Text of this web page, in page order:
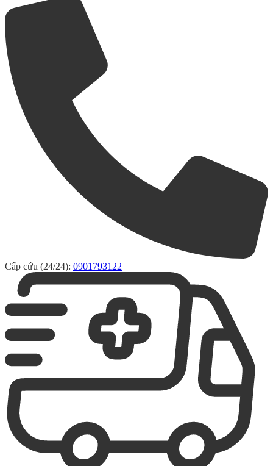
Cấp cứu (24/24): 0901793122